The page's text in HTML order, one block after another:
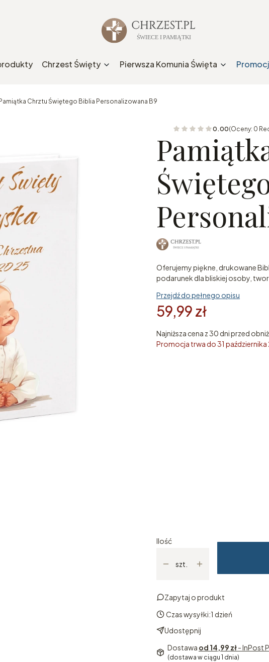
Chrzest Święty Pierwsza Komunia Święta
Pamiątka Chrztu Świętego Biblia Personalizowana B9
0.00(Oceny: 0
Oferujemy piękne, drukowane
podarunek dla bliskiej osoby,
Przejdź do pełnego opisu
59,99 zł
Najniższa cena z 30 dni przed
Promocja trwa do 31
Ilość
szt.
Zapytaj o produkt
Czas wysyłki:1 dzień
Udostępnij
Dostawa od 14,99 zł- InPost
(dostawa w ciągu 1 dnia)